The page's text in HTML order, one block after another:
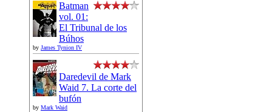
Batman
vol. 01:
El Tribunal de los
Búhos
by James Tynion IV
Daredevil de Mark
Waid 7. La corte del
bufón
by Mark Waid